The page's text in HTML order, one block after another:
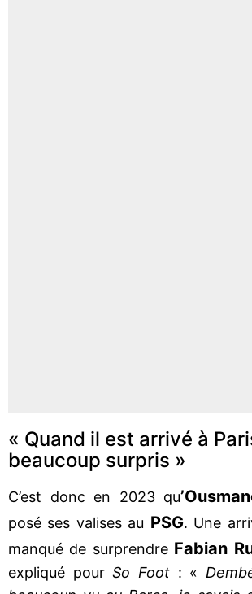
« Quand il est arrivé à
beaucoup surpris »
C’est donc en 2023 qu
posé ses valises au PSG. Une
manqué de surprendre Fabian
expliqué pourSo Foot : «